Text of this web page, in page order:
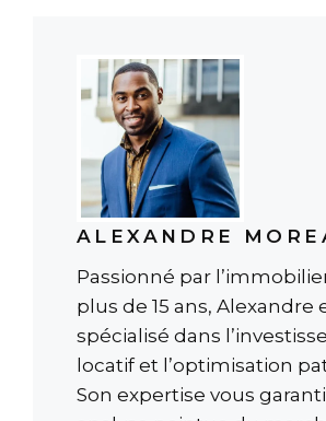
ALEXANDRE
Passionné par
plus de 15 ans, Alexandre
spécialisé dans
locatif et l’optimisation
Son expertise vous